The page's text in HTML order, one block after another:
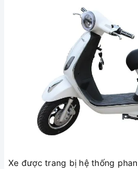
Xe được trang bị hệ thống